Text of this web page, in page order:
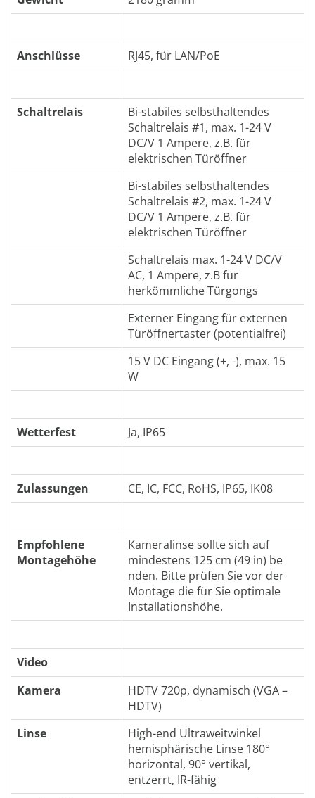
Anschlüsse RJ45, für LAN/PoE
Schaltrelais
Bi-stabiles selbsthaltendes
Schaltrelais #1, max. 1-24 V
DC/V 1 Ampere, z.B. für
elektrischen Türöffner
Bi-stabiles selbsthaltendes
Schaltrelais #2, max. 1-24 V
DC/V 1 Ampere, z.B. für
elektrischen Türöffner
Schaltrelais max. 1-24 V DC/V
AC, 1 Ampere, z.B für
herkömmliche Türgongs
Externer Eingang für externen
Türöffnertaster (potentialfrei)
15 V DC Eingang (+, -), max. 15
W
Wetterfest Ja, IP65
Zulassungen CE, IC, FCC, RoHS, IP65, IK08
Empfohlene
Montagehöhe
Kameralinse sollte sich auf
mindestens 125 cm (49 in) be
nden. Bitte prüfen Sie vor der
Montage die für Sie optimale
Installationshöhe.
Video
Kamera
HDTV 720p, dynamisch (VGA –
HDTV)
Linse
High-end Ultraweitwinkel
hemisphärische Linse 180°
horizontal, 90° vertikal,
entzerrt, IR-fähig